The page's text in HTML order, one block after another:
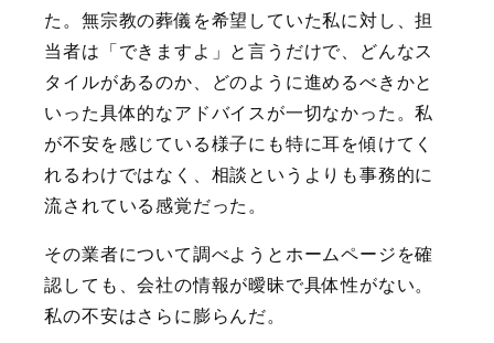
た。無宗教の葬儀を希望していた私に対し、担
当者は「できますよ」と言うだけで、どんなス
タイルがあるのか、どのように進めるべきかと
いった具体的なアドバイスが一切なかった。私
が不安を感じている様子にも特に耳を傾けてく
れるわけではなく、相談というよりも事務的に
流されている感覚だった。
その業者について調べようとホームページを確
認しても、会社の情報が曖昧で具体性がない。
私の不安はさらに膨らんだ。